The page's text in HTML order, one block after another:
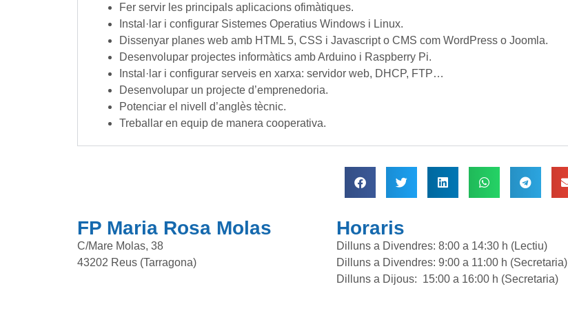
Fer servir les principals aplicacions ofimàtiques.
Instal·lar i configurar Sistemes Operatius Windows i Linux.
Dissenyar planes web amb HTML 5, CSS i Javascript o CMS com WordPress o Joomla.
Desenvolupar projectes informàtics amb Arduino i Raspberry Pi.
Instal·lar i configurar serveis en xarxa: servidor web, DHCP, FTP…
Desenvolupar un projecte d’emprenedoria.
Potenciar el nivell d’anglès tècnic.
Treballar en equip de manera cooperativa.
FP Maria Rosa Molas
C/Mare Molas, 38
43202 Reus (Tarragona)
Horaris
Dilluns a Divendres: 8:00 a 14:30 h (Lectiu)
Dilluns a Divendres: 9:00 a 11:00 h (Secretaria)
Dilluns a Dijous: 15:00 a 16:00 h (Secretaria)